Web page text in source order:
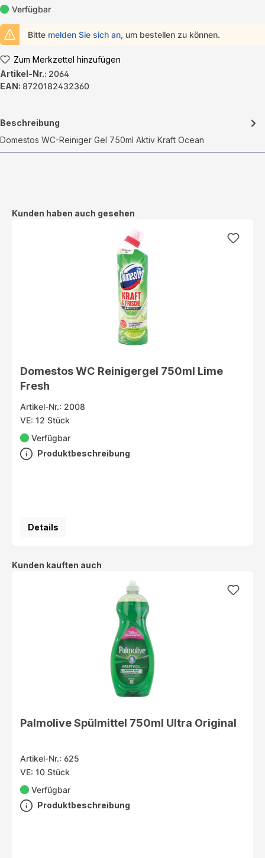
Verfügbar
Bitte melden Sie sich an, um bestellen zu können.
Zum Merkzettel hinzufügen
Artikel-Nr.: 2064
EAN: 8720182432360
Beschreibung
Domestos WC-Reiniger Gel 750ml Aktiv Kraft Ocean
Produktgalerie überspringen
Kunden haben auch gesehen
Domestos WC Reinigergel 750ml Lime
Fresh
Artikel-Nr.: 2008
VE: 12 Stück
Verfügbar
Produktbeschreibung
Details
Produktgalerie überspringen
Kunden kauften auch
Palmolive Spülmittel 750ml Ultra Original
Artikel-Nr.: 625
VE: 10 Stück
Verfügbar
Produktbeschreibung